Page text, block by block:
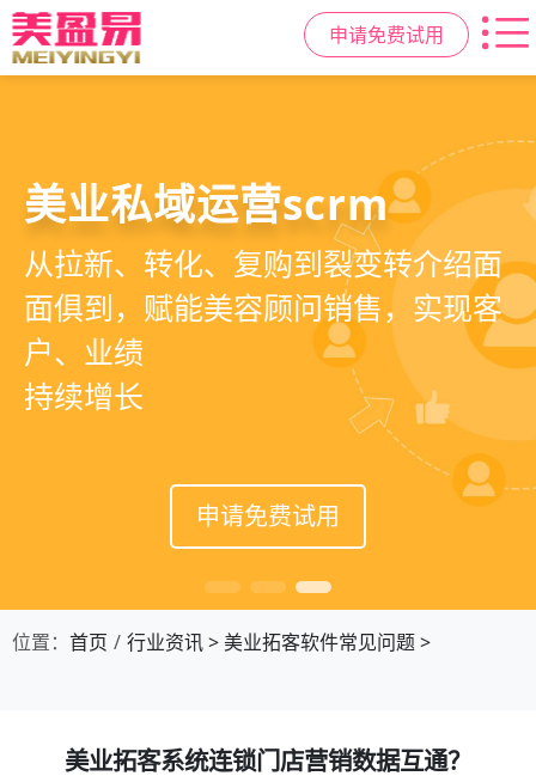
申请免费试用
美业拓客，就用美盈易
美业全域引流获客+私域运营增长方
案，一站式解决美业门店拓、留、
锁、升难题
申请免费试用
美容院拓客方案
6套美业拓客营销方案组合，200套微
信拓客模板，帮助美业商家快速引流
裂变获客，低成本实现客源指数级增
长
申请免费试用
美业私域运营scrm
从拉新、转化、复购到裂变转介绍面
面俱到，赋能美容顾问销售，实现客
户、业绩
持续增长
申请免费试用
位置： 首页 行业资讯>美业拓客软件常见问题>
美业拓客系统连锁门店营销数据互通？